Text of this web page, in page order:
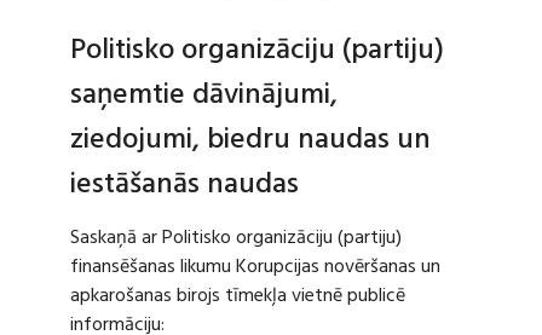
Politisko organizāciju (partiju)
saņemtie dāvinājumi,
ziedojumi, biedru naudas un
iestāšanās naudas
Saskaņā ar Politisko organizāciju (partiju)
finansēšanas likumu Korupcijas novēršanas un
apkarošanas birojs tīmekļa vietnē publicē
informāciju: